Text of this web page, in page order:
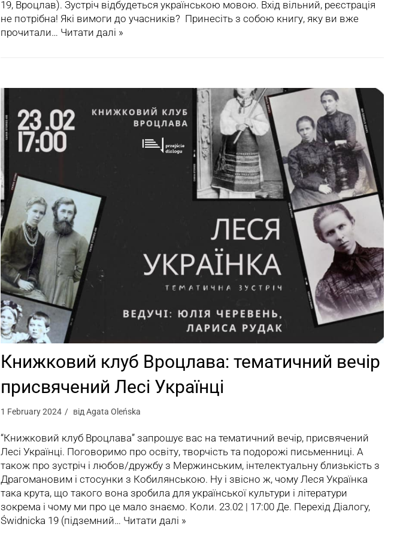
19, Вроцлав). Зустріч відбудеться українською мовою. Вхід вільний, реєстрація
не потрібна! Які вимоги до учасників? Принесіть з собою книгу, яку ви вже
прочитали… Читати далі »
Книжковий клуб Вроцлава: тематичний вечір
присвячений Лесі Українці
1 February 2024 відAgata Oleńska
“Книжковий клуб Вроцлава” запрошує вас на тематичний вечір, присвячений
Лесі Українці. Поговоримо про освіту, творчість та подорожі письменниці. А
також про зустріч і любов/дружбу з Мержинським, інтелектуальну близькість з
Драгомановим і стосунки з Кобилянською. Ну і звісно ж, чому Леся Українка
така крута, що такого вона зробила для української культури і літератури
зокрема і чому ми про це мало знаємо. Коли. 23.02 | 17:00 Де. Перехід Діалогy,
Świdnicka 19 (підземний… Читати далі »